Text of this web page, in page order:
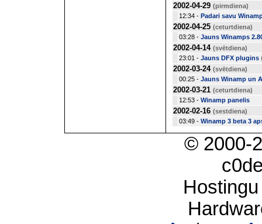
2002-04-29 (pirmdiena)
12:34 - Padari savu
2002-04-25 (ceturtdiena)
03:28 - Jauns Winamps
2002-04-14 (svētdiena)
23:01 - Jauns DFX plugins
2002-03-24 (svētdiena)
00:25 - Jauns Winamp un
2002-03-21 (ceturtdiena)
12:53 - Winamp panelis
2002-02-16 (sestdiena)
03:49 - Winamp 3 beta 3
© 2000-